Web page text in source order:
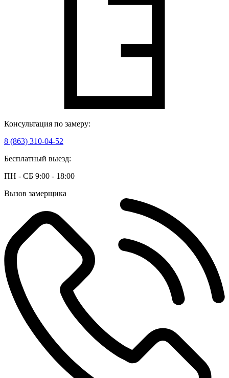
Консультация по замеру:
8 (863) 310-04-52
Бесплатный выезд:
ПН - СБ 9:00 - 18:00
Вызов замерщика